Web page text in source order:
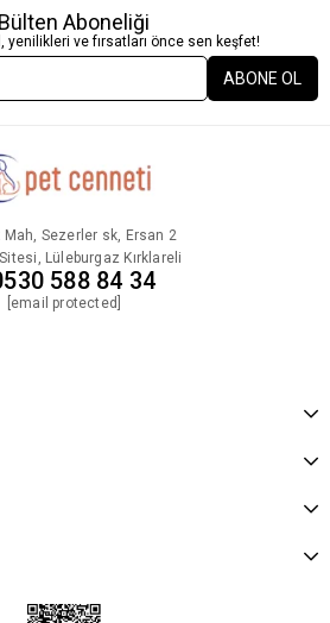
Aboneliği
yenilikleri ve fırsatları önce sen keşfet!
ABONE OL
Sezerler sk, Ersan 2
Lüleburgaz Kırklareli
588 84 34
[email protected]